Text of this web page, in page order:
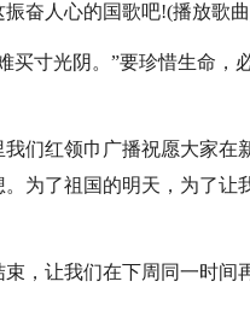
奋人心的国歌吧!(播放歌
买寸光阴。”要珍惜生命，
们红领巾广播祝愿大家在
为了祖国的明天，为了让
，让我们在下周同一时间